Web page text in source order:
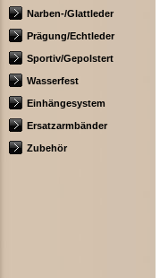
Narben-/Glattleder
Prägung/Echtleder
Sportiv/Gepolstert
Wasserfest
Einhängesystem
Ersatzarmbänder
Zubehör